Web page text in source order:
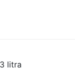
litra